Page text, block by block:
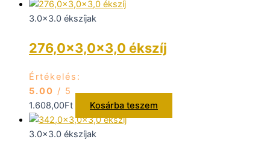
3.0x3.0 ékszíjak
276,0×3,0x3,0 ékszíj
Értékelés:
5.00 / 5
1.608,00Ft Kosárba teszem
3.0x3.0 ékszíjak